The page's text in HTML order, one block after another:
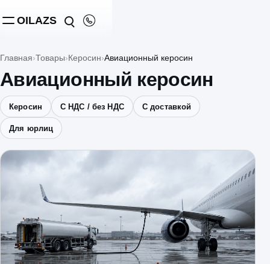
OILAZS
Главная Товары Керосин Авиационный керосин
Авиационный керосин
Керосин С НДС / без НДС С доставкой
Для юрлиц